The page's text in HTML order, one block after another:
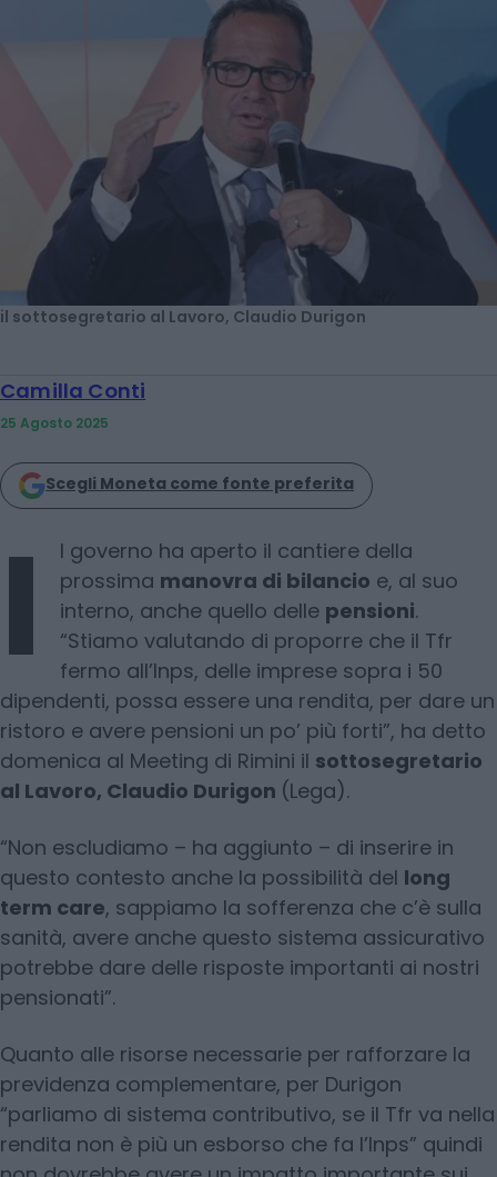
il sottosegretario al Lavoro, Claudio Durigon
Camilla Conti
25 Agosto 2025
Scegli Moneta come fonte preferita
I
l governo ha aperto il cantiere della
prossima manovra di bilancio e, al suo
interno, anche quello delle pensioni.
“Stiamo valutando di proporre che il Tfr
fermo all’Inps, delle imprese sopra i 50
dipendenti, possa essere una rendita, per dare un
ristoro e avere pensioni un po’ più forti”, ha detto
domenica al Meeting di Rimini il sottosegretario
al Lavoro, Claudio Durigon (Lega).
“Non escludiamo – ha aggiunto – di inserire in
questo contesto anche la possibilità del long
term care, sappiamo la sofferenza che c’è sulla
sanità, avere anche questo sistema assicurativo
potrebbe dare delle risposte importanti ai nostri
pensionati”.
Quanto alle risorse necessarie per rafforzare la
previdenza complementare, per Durigon
“parliamo di sistema contributivo, se il Tfr va nella
rendita non è più un esborso che fa l’Inps” quindi